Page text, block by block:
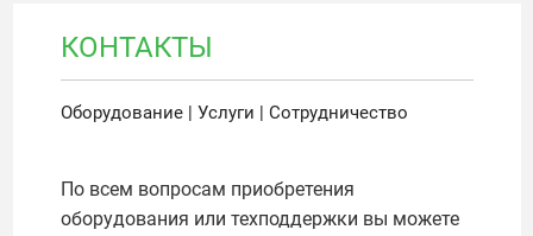
КОНТАКТЫ
Оборудование | Услуги | Сотрудничество
По всем вопросам приобретения
оборудования или техподдержки вы можете